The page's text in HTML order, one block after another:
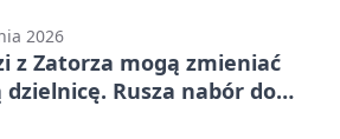
2026
z Zatorza mogą zmieniać
dzielnicę. Rusza nabór do